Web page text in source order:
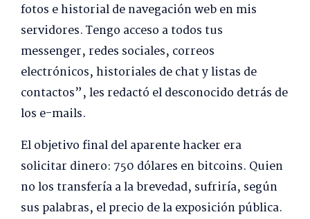
fotos e historial de navegación web en mis
servidores. Tengo acceso a todos tus
messenger, redes sociales, correos
electrónicos, historiales de chat y listas de
contactos”, les redactó el desconocido detrás de
los e-mails.
El objetivo final del aparente hacker era
solicitar dinero: 750 dólares en bitcoins. Quien
no los transfería a la brevedad, sufriría, según
sus palabras, el precio de la exposición pública.